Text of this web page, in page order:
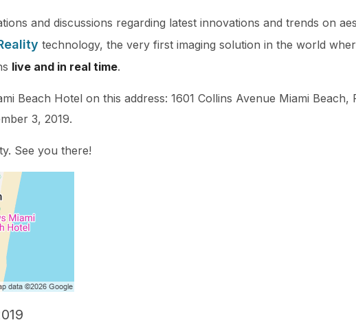
and discussions regarding latest innovations and trends on
technology, the very first imaging solution in the world
live and in real time.
Beach Hotel on this address: 1601 Collins Avenue Miami Beach,
3, 2019.
See you there!